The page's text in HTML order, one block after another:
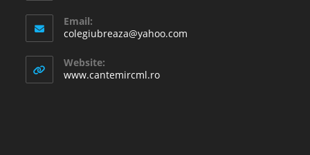
Email:
colegiubreaza@yahoo.com
Website:
www.cantemircml.ro